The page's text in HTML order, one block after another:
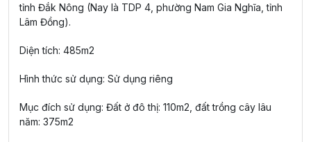
tỉnh Đắk Nông (Nay là TDP 4, phường Nam Gia Nghĩa, tỉnh
Lâm Đồng).
Diện tích: 485m2
Hình thức sử dụng: Sử dụng riêng
Mục đích sử dụng: Đất ở đô thị: 110m2, đất trồng cây lâu
năm: 375m2